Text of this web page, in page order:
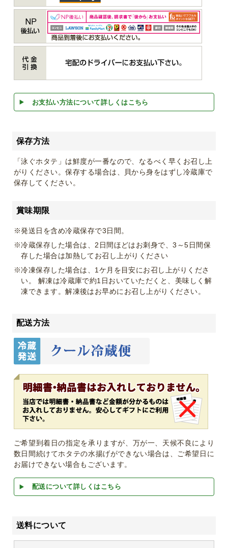
お支払い方法について詳しくはこちら
保存方法
「泳ぐホタテ」は鮮度が一番なので、なるべく早くお召し上
がりください。保存する場合は、貝から身をはずし冷蔵庫で
保存してください。
賞味期限
※発送日を含め冷蔵保存で3日間。
※冷蔵保存した場合は、2日間ほどはお刺身で、3～5日間保
存した場合は加熱してお召し上がりください
※冷凍保存した場合は、1ケ月を目安にお召し上がりくださ
い。 解凍は冷蔵庫で約1日おいていただくと、美味しく解
凍できます。解凍後はお早めにお召し上がりください。
配送方法
ご希望到着日の指定を承りますが、万が一、天候不良により
数日間続けてホタテの水揚げができない場合は、ご希望日に
お届けできない場合もございます。
配送について詳しくはこちら
送料について